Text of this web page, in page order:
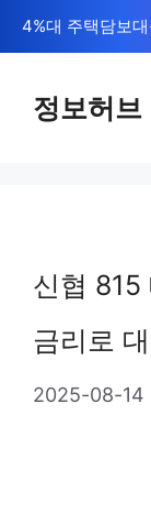
텐
4%대 주택담보
정보허브
신협 815
금리로
2025-08-14